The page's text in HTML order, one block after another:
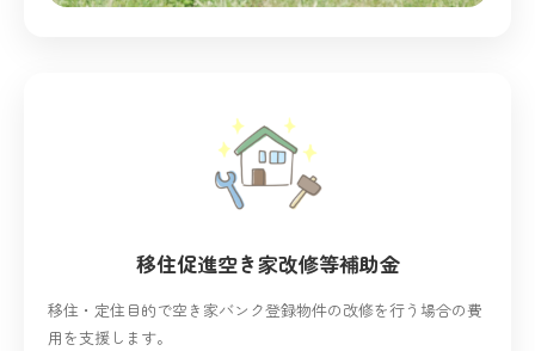
移住促進空き家改修等補助金
移住・定住目的で空き家バンク登録物件の改修を行う場合の費
用を支援します。